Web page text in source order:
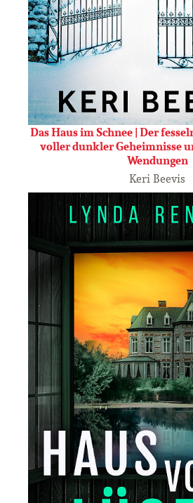
Das Haus im Schnee | Der
voller dunkler Geheimnisse
Wendungen
Keri Beevis